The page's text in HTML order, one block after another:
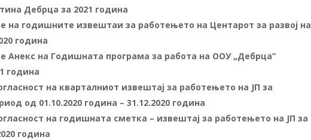
Дебрца за 2021 година
на годишните извештаи за работењето на Центарот за развој на
година
Анекс на Годишната програма за работа на ООУ „Дебрца“
година
на кварталниот извештај за работењето на ЈП за
од 01.10.2020 година – 31.12.2020 година
на годишната сметка – извештај за работењето на ЈП за
година